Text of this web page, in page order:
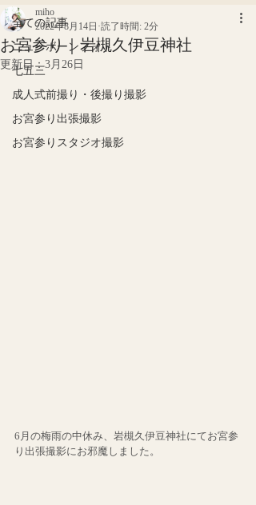
全ての記事
ニューボーンフォト
七五三
成人式前撮り・後撮り撮影
お宮参り出張撮影
お宮参りスタジオ撮影
お宮参り｜岩槻久伊豆神社
miho
2022年8月14日 読了時間: 2分
更新日：3月26日
6月の梅雨の中休み、岩槻久伊豆神社にてお宮参
り出張撮影にお邪魔しました。